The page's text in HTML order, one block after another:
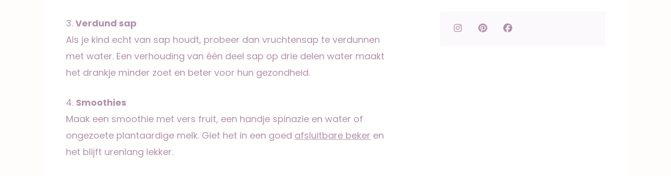
3. Verdund sap
Als je kind echt van sap houdt, probeer dan vruchtensap te verdunnen
met water. Een verhouding van één deel sap op drie delen water maakt
het drankje minder zoet en beter voor hun gezondheid.
4. Smoothies
Maak een smoothie met vers fruit, een handje spinazie en water of
ongezoete plantaardige melk. Giet het in een goed afsluitbare beker en
het blijft urenlang lekker.